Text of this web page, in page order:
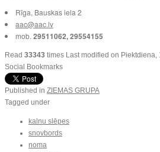
Rīga, Bauskas iela 2
aac@aac.lv
mob. 29511062, 29554155
Read 33343 times Last modified on Piektdiena,
Social Bookmarks
Published in ZIEMAS GRUPA
Tagged under
kalnu slēpes
snovbords
noma